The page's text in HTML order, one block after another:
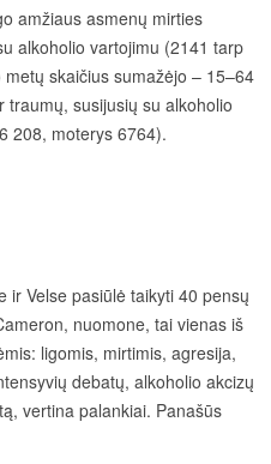
amžiaus asmenų mirties
alkoholio vartojimu (2141 tarp
skaičius sumažėjo – 15–64
susijusių su alkoholio
208, moterys 6764).
ir Velse pasiūlė taikyti 40 pensų
nuomone, tai vienas iš
ligomis, mirtimis, agresija,
debatų, alkoholio akcizų
vertina palankiai. Panašūs